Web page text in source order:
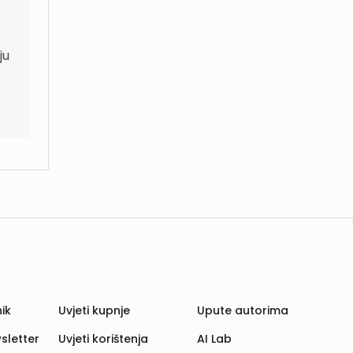
Uvjeti kupnje
Uvjeti korištenja
Upute autorima
AI Lab